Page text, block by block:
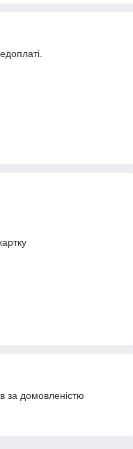
за домовленістю